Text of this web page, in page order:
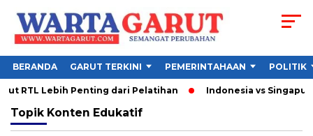
BERANDA GARUT TERKINI PEMERINTAHAAN POLITIK
RTL Lebih Penting dari Pelatihan Indonesia vs
Topik Konten Edukatif